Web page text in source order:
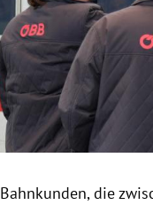
Untermenü
Untermenü
Untermenü
Untermenü
Untermenü
Bahnkunden, die